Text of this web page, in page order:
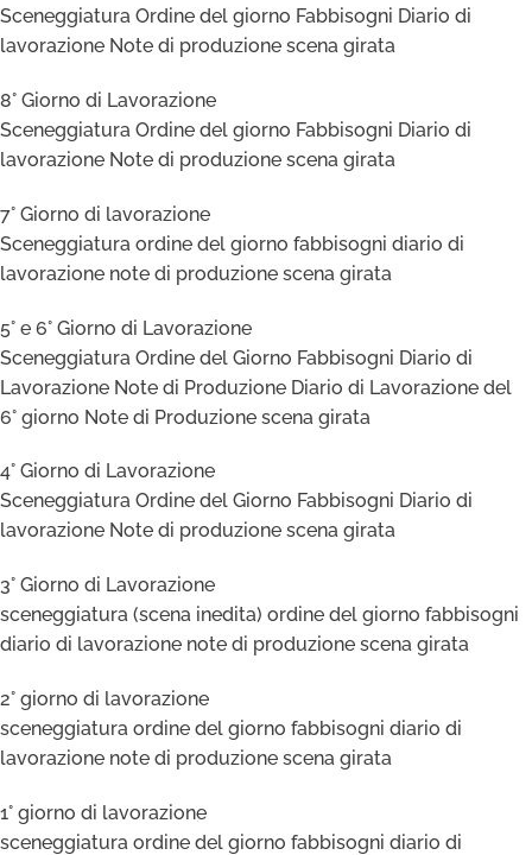
Sceneggiatura Ordine del giorno Fabbisogni Diario di
lavorazione Note di produzione scena girata
8° Giorno di Lavorazione
Sceneggiatura Ordine del giorno Fabbisogni Diario di
lavorazione Note di produzione scena girata
7° Giorno di lavorazione
Sceneggiatura ordine del giorno fabbisogni diario di
lavorazione note di produzione scena girata
5° e 6° Giorno di Lavorazione
Sceneggiatura Ordine del Giorno Fabbisogni Diario di
Lavorazione Note di Produzione Diario di Lavorazione del
6° giorno Note di Produzione scena girata
4° Giorno di Lavorazione
Sceneggiatura Ordine del Giorno Fabbisogni Diario di
lavorazione Note di produzione scena girata
3° Giorno di Lavorazione
sceneggiatura (scena inedita) ordine del giorno fabbisogni
diario di lavorazione note di produzione scena girata
2° giorno di lavorazione
sceneggiatura ordine del giorno fabbisogni diario di
lavorazione note di produzione scena girata
1° giorno di lavorazione
sceneggiatura ordine del giorno fabbisogni diario di